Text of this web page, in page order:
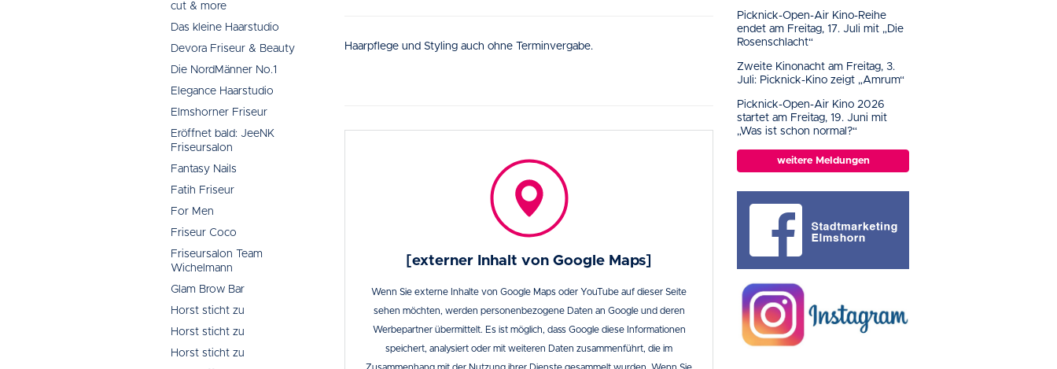
cut & more
Das kleine Haarstudio
Devora Friseur & Beauty
Die NordMänner No.1
Elegance Haarstudio
Elmshorner Friseur
Eröffnet bald: JeeNK
Friseursalon
Fantasy Nails
Fatih Friseur
For Men
Friseur Coco
Friseursalon Team
Wichelmann
Glam Brow Bar
Horst sticht zu
Horst sticht zu
Horst sticht zu
Haarpflege und Styling auch ohne Terminvergabe.
[externer Inhalt von Google Maps]
Wenn Sie externe Inhalte von Google Maps oder YouTube auf dieser Seite
sehen möchten, werden personenbezogene Daten an Google und deren
Werbepartner übermittelt. Es ist möglich, dass Google diese Informationen
speichert, analysiert oder mit weiteren Daten zusammenführt, die im
Picknick-Open-Air Kino-Reihe
endet am Freitag, 17. Juli mit „Die
Rosenschlacht“
Zweite Kinonacht am Freitag, 3.
Juli: Picknick-Kino zeigt „Amrum“
Picknick-Open-Air Kino 2026
startet am Freitag, 19. Juni mit
„Was ist schon normal?“
weitere Meldungen